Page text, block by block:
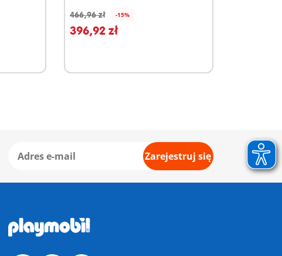
466,96 zł -15%
396,92 zł
Dodaj do koszyka
Zarejestruj się